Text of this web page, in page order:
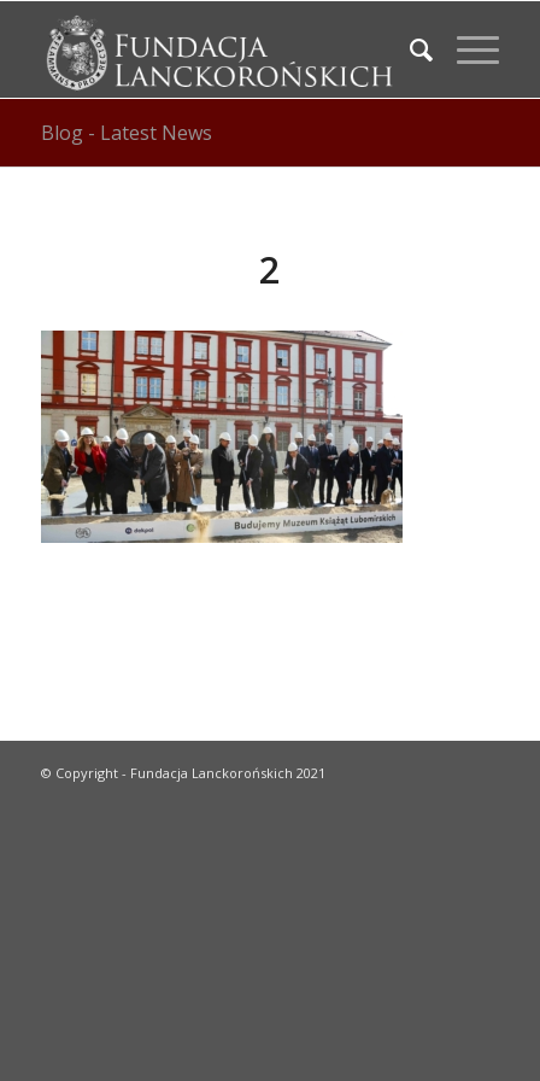
Blog - Latest News
2
© Copyright - Fundacja Lanckorońskich 2021